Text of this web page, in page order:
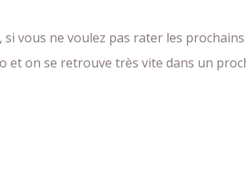
vous ne voulez pas rater les prochains
et on se retrouve très vite dans un